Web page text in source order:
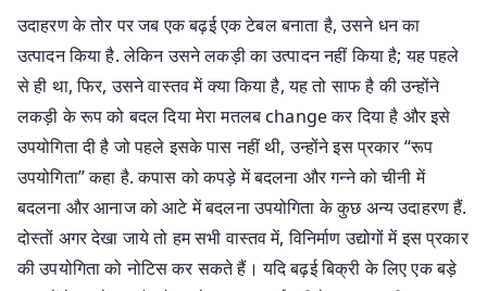
उदाहरण के तोर पर जब एक बढ़ई एक टेबल बनाता है, उसने धन का
उत्पादन किया है. लेकिन उसने लकड़ी का उत्पादन नहीं किया है; यह पहले
से ही था, फिर, उसने वास्तव में क्या किया है, यह तो साफ है की उन्होंने
लकड़ी के रूप को बदल दिया मेरा मतलब change कर दिया है और इसे
उपयोगिता दी है जो पहले इसके पास नहीं थी, उन्होंने इस प्रकार “रूप
उपयोगिता” कहा है. कपास को कपड़े में बदलना और गन्ने को चीनी में
बदलना और आनाज को आटे में बदलना उपयोगिता के कुछ अन्य उदाहरण हैं.
दोस्तों अगर देखा जाये तो हम सभी वास्तव में, विनिर्माण उद्योगों में इस प्रकार
की उपयोगिता को नोटिस कर सकते हैं। यदि बढ़ई बिक्री के लिए एक बड़े